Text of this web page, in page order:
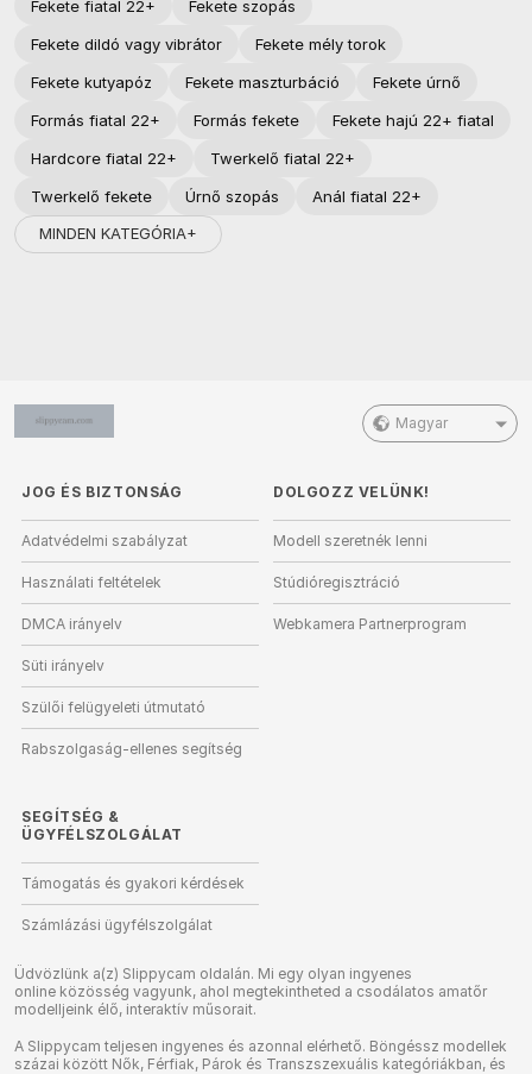
Fekete fiatal 22+
Fekete szopás
Fekete dildó vagy vibrátor
Fekete mély torok
Fekete kutyapóz
Fekete maszturbáció
Fekete úrnő
Formás fiatal 22+
Formás fekete
Fekete hajú 22+ fiatal
Hardcore fiatal 22+
Twerkelő fiatal 22+
Twerkelő fekete
Úrnő szopás
Anál fiatal 22+
MINDEN KATEGÓRIA+
Magyar
JOG ÉS BIZTONSÁG
Adatvédelmi szabályzat
Használati feltételek
DMCA irányelv
Süti irányelv
Szülői felügyeleti útmutató
Rabszolgaság-ellenes segítség
DOLGOZZ VELÜNK!
Modell szeretnék lenni
Stúdióregisztráció
Webkamera Partnerprogram
SEGÍTSÉG &
ÜGYFÉLSZOLGÁLAT
Támogatás és gyakori kérdések
Számlázási ügyfélszolgálat
Üdvözlünk a(z) Slippycam oldalán. Mi egy olyan ingyenes
online közösség vagyunk, ahol megtekintheted a csodálatos amatőr
modelljeink élő, interaktív műsorait.
A Slippycam teljesen ingyenes és azonnal elérhető. Böngéssz modellek
százai között Nők, Férfiak, Párok és Transzszexuális kategóriákban, és